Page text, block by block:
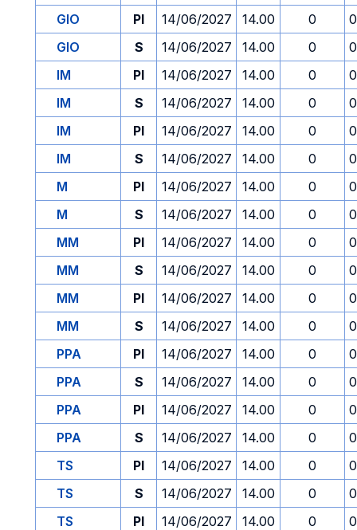
GIO
PI 14/06/2027 14.00 0
GIO
S 14/06/2027 14.00 0
IM
PI 14/06/2027 14.00 0
IM
S 14/06/2027 14.00 0
IM
PI 14/06/2027 14.00 0
IM
S 14/06/2027 14.00 0
M
PI 14/06/2027 14.00 0
M
S 14/06/2027 14.00 0
MM
PI 14/06/2027 14.00 0
MM
S 14/06/2027 14.00 0
MM
PI 14/06/2027 14.00 0
MM
S 14/06/2027 14.00 0
PPA
PI 14/06/2027 14.00 0
PPA
S 14/06/2027 14.00 0
PPA
PI 14/06/2027 14.00 0
PPA
S 14/06/2027 14.00 0
TS
PI 14/06/2027 14.00 0
TS
S 14/06/2027 14.00 0
TS
PI 14/06/2027 14.00 0